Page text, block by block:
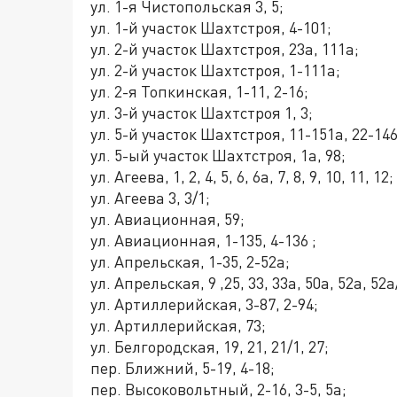
ул. 1-я Чистопольская 3, 5;
ул. 1-й участок Шахтстроя, 4-101;
ул. 2-й участок Шахтстроя, 23а, 111а;
ул. 2-й участок Шахтстроя, 1-111а;
ул. 2-я Топкинская, 1-11, 2-16;
ул. 3-й участок Шахтстроя 1, 3;
ул. 5-й участок Шахтстроя, 11-151а, 22-
ул. 5-ый участок Шахтстроя, 1а, 98;
ул. Агеева, 1, 2, 4, 5, 6, 6а, 7, 8, 9, 10, 11, 12;
ул. Агеева 3, 3/1;
ул. Авиационная, 59;
ул. Авиационная, 1-135, 4-136 ;
ул. Апрельская, 1-35, 2-52а;
ул. Апрельская, 9 ,25, 33, 33а, 50а, 52а,
ул. Артиллерийская, 3-87, 2-94;
ул. Артиллерийская, 73;
ул. Белгородская, 19, 21, 21/1, 27;
пер. Ближний, 5-19, 4-18;
пер. Высоковольтный, 2-16, 3-5, 5а;